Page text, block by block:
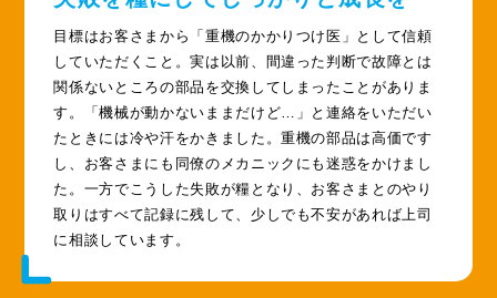
目標はお客さまから「重機のかかりつけ医」として信頼
していただくこと。実は以前、間違った判断で故障とは
関係ないところの部品を交換してしまったことがありま
す。「機械が動かないままだけど…」と連絡をいただい
たときには冷や汗をかきました。重機の部品は高価です
し、お客さまにも同僚のメカニックにも迷惑をかけまし
た。一方でこうした失敗が糧となり、お客さまとのやり
取りはすべて記録に残して、少しでも不安があれば上司
に相談しています。